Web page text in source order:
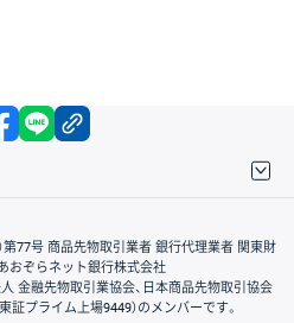
X facebook
第77号 商品先物取引業者 銀行代理業者 関東財
おぞらネット銀行株式会社
金融先物取引業協会、日本商品先物取引協会
証プライム上場9449）のメンバーです。